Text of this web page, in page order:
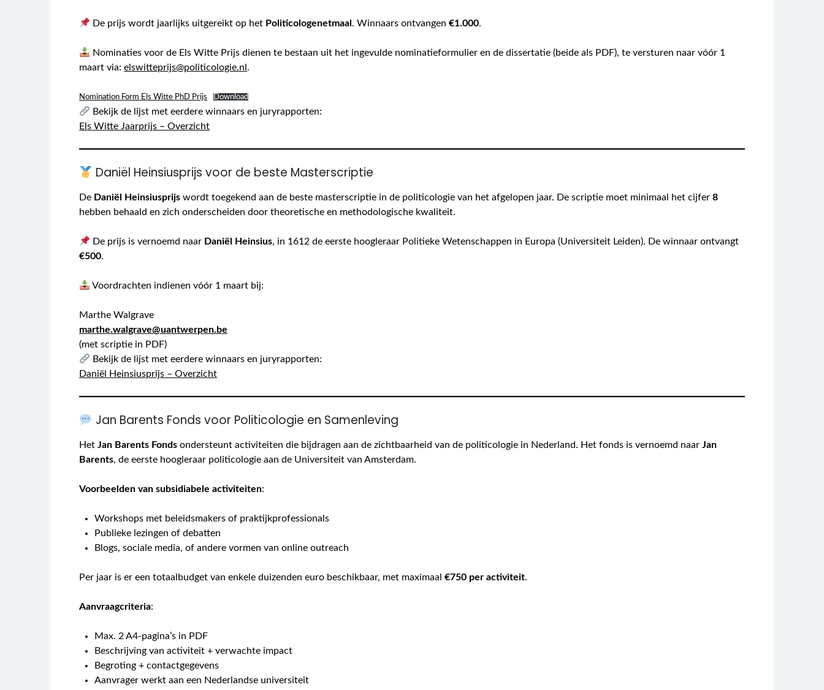
De prijs wordt jaarlijks uitgereikt op het Politicologenetmaal . Winnaars ontvangen€1.000.
Nominaties voor de Els Witte Prijs dienen te bestaan uit het ingevulde nominatieformulier en de dissertatie (beide als PDF), te versturen naar vóór 1
maart via:elswitteprijs@politicologie.nl .
Nomination Form Els Witte PhD Prijs Download
Bekijk de lijst met eerdere winnaars en juryrapporten:
Els Witte Jaarprijs – Overzicht
Daniël Heinsiusprijs voor de beste Masterscriptie
De Daniël Heinsiusprijs wordt toegekend aan de beste masterscriptie in de politicologie van het afgelopen jaar. De scriptie moet minimaal het cijfer8
hebben behaald en zich onderscheiden door theoretische en methodologische kwaliteit.
De prijs is vernoemd naar Daniël Heinsius, in 1612 de eerste hoogleraar Politieke Wetenschappen in Europa (Universiteit Leiden). De winnaar ontvangt
€500.
Voordrachten indienen vóór 1 maart bij:
Marthe Walgrave
marthe.walgrave@uantwerpen.be
(met scriptie in PDF)
Bekijk de lijst met eerdere winnaars en juryrapporten:
Daniël Heinsiusprijs – Overzicht
Jan Barents Fonds voor Politicologie en Samenleving
HetJan Barents Fonds ondersteunt activiteiten die bijdragen aan de zichtbaarheid van de politicologie in Nederland. Het fonds is vernoemd naarJan
Barents, de eerste hoogleraar politicologie aan de Universiteit van Amsterdam.
Voorbeelden van subsidiabele activiteiten:
Workshops met beleidsmakers of praktijkprofessionals
Publieke lezingen of debatten
Blogs, sociale media, of andere vormen van online outreach
Per jaar is er een totaalbudget van enkele duizenden euro beschikbaar, met maximaal€750 per activiteit.
Aanvraagcriteria:
Max. 2 A4-pagina’s in PDF
Beschrijving van activiteit + verwachte impact
Begroting + contactgegevens
Aanvrager werkt aan een Nederlandse universiteit